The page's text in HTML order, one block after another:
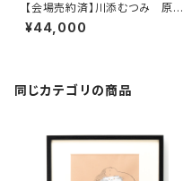
【会場売約済】川添むつみ 原画
G 「寄り添う」 額装込み、直筆サ
イン入り
¥44,000
同じカテゴリの商品